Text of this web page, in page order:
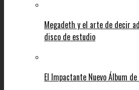
Megadeth y el arte de decir
disco de estudio
El Impactante Nuevo Álbum